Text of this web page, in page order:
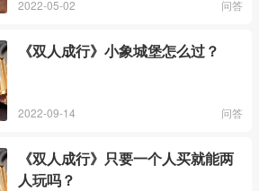
2022-05-02 问答
《双人成行》小象城堡怎么过？
2022-09-14 问答
《双人成行》只要一个人买就能两
人玩吗？